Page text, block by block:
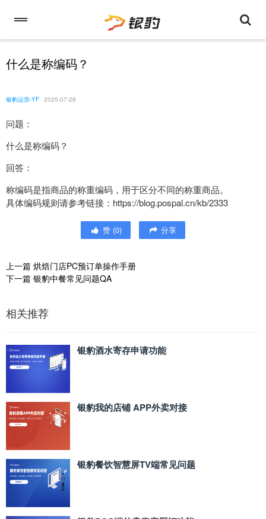
什么是称编码？
银豹运营-YF 2025-07-28
问题：
什么是称编码？
回答：
称编码是指商品的称重编码，用于区分不同的称重商品。
具体编码规则请参考链接：https://blog.pospal.cn/kb/2333
赞 (0) 分享
上一篇 烘焙门店PC预订单操作手册
下一篇 银豹中餐常见问题QA
相关推荐
银豹酒水寄存申请功能
银豹我的店铺 APP外卖对接
银豹餐饮智慧屏TV端常见问题